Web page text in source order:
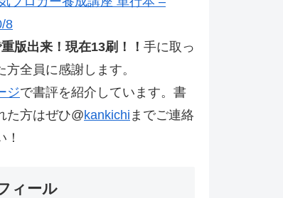
8
版出来！現在13刷！！ 手に取っ
方全員に感謝します。
ジで書評を紹介しています。書
た方はぜひ@kankichi までご連絡
！
ィール